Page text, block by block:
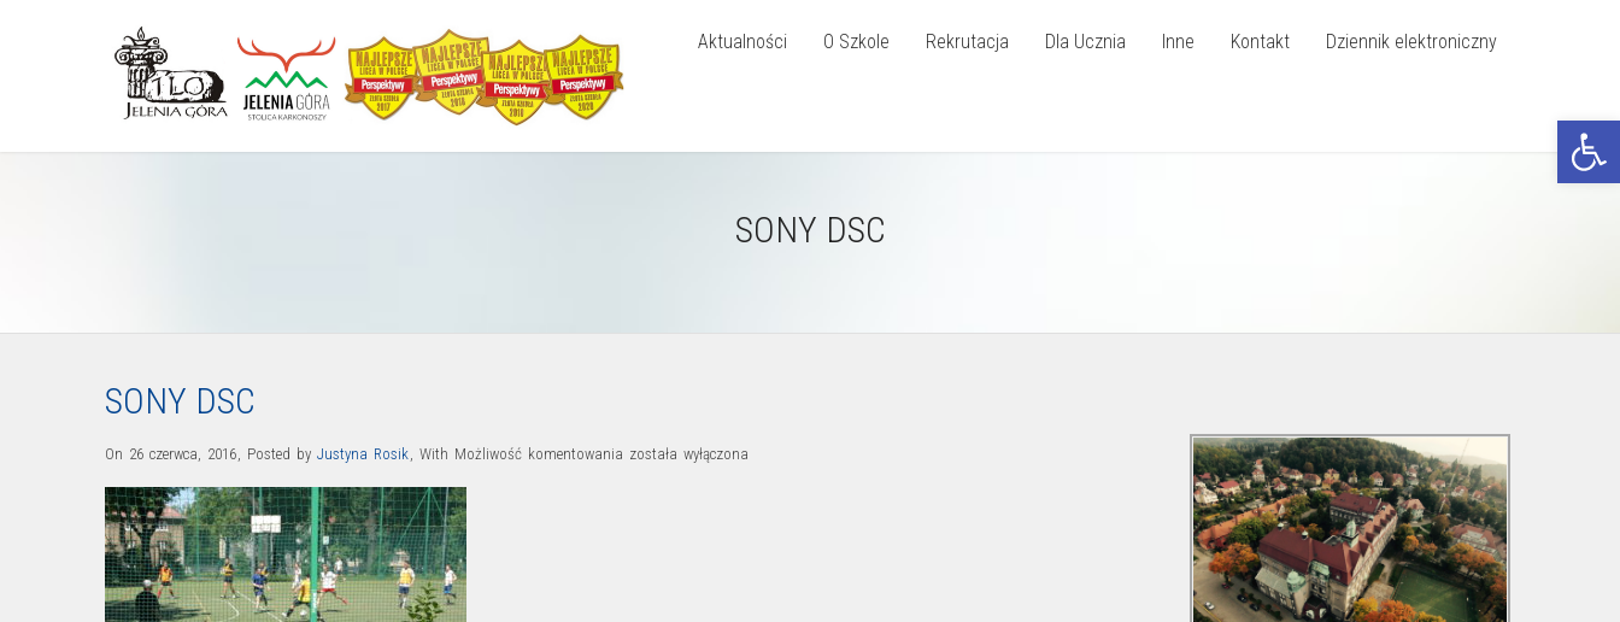
Otwórz
Aktualności O Szkole Rekrutacja Dla Ucznia Inne Kontakt Dziennik elektroniczny
SONY DSC
SONY DSC
On 26 czerwca, 2016, Posted by Justyna Rosik, With Możliwość komentowania SONY
została wyłączona